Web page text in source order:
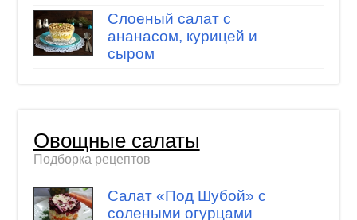
Слоеный салат с
ананасом, курицей и
сыром
Овощные салаты
Подборка рецептов
Салат «Под Шубой» с
солеными огурцами